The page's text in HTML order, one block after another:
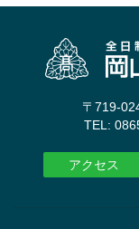
〒719-
TEL:
アクセス